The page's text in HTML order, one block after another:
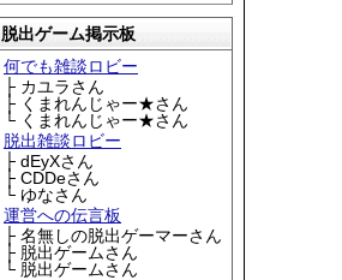
脱出ゲーム掲示板
何でも雑談ロビー
├ カユラさん
├ くまれんじゃー★さん
└ くまれんじゃー★さん
脱出雑談ロビー
├ dEyXさん
├ CDDeさん
└ ゆなさん
運営への伝言板
├ 名無しの脱出ゲーマーさん
├ 脱出ゲームさん
└ 脱出ゲームさん